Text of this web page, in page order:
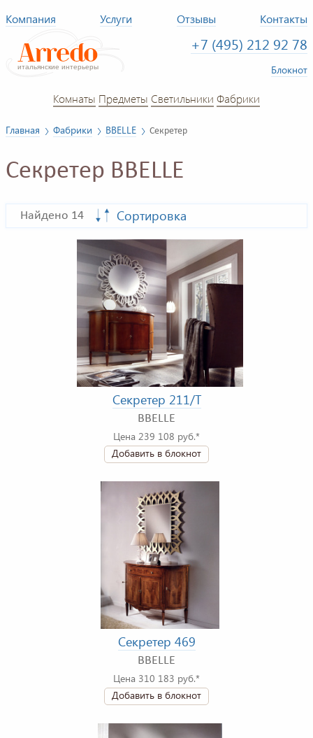
Компания Услуги Отзывы Контакты
+7 (495) 212 92 78
Блокнот
Комнаты Предметы Светильники Фабрики
Главная Фабрики BBELLE Секретер
Секретер BBELLE
Найдено 14 Сортировка
Секретер 211/T
BBELLE
Цена 239 108 руб.*
Добавить в блокнот
Секретер 469
BBELLE
Цена 310 183 руб.*
Добавить в блокнот